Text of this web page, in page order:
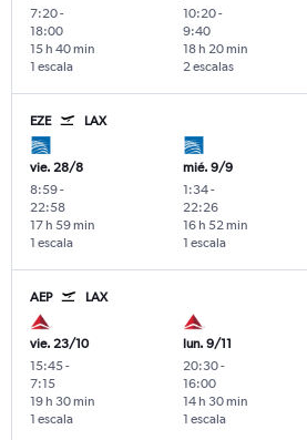
7:20-
18:00
1 escala
15 h 40 min
10:20-
9:40
2 escalas
18 h 20 min
EZE LAX
vie. 28/8
8:59-
22:58
1 escala
17 h 59 min
mié. 9/9
1:34-
22:26
1 escala
16 h 52 min
AEP LAX
vie. 23/10
15:45-
7:15
1 escala
19 h 30 min
lun. 9/11
20:30-
16:00
1 escala
14 h 30 min